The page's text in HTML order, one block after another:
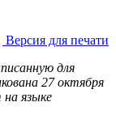
Версия для печати
для
27 октября
языке